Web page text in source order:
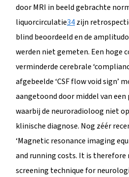
door MRI in beeld gebrachte
liquorcirculatie34zijn
blind beoordeeld en de
werden niet gemeten. Een hoge
verminderde cerebrale
afgebeelde ‘CSF flow void sign’
aangetoond door middel van
waarbij de neuroradioloog niet
klinische diagnose. Nog zéér
‘Magnetic resonance imaging
and running costs. It is therefore
screening technique for